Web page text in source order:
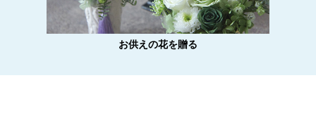
お供えの花を贈る